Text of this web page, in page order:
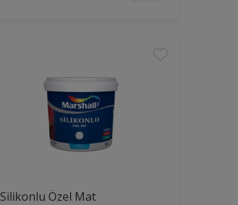
Silikonlu Özel Mat